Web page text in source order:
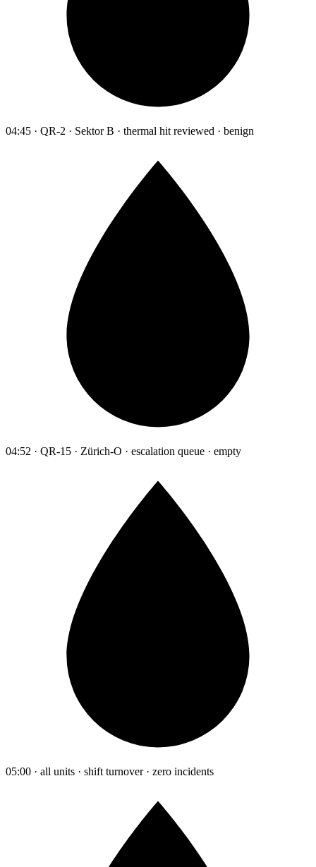
04:45 · QR-2 · Sektor B · thermal hit reviewed · benign
04:52 · QR-15 · Zürich-O · escalation queue · empty
05:00 · all units · shift turnover · zero incidents